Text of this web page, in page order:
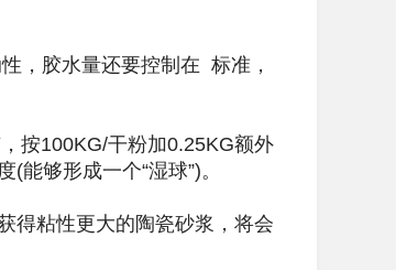
，胶水量还要控制在 标准，
按100KG/干粉加0.25KG额外
够形成一个“湿球”)。
粘性更大的陶瓷砂浆，将会